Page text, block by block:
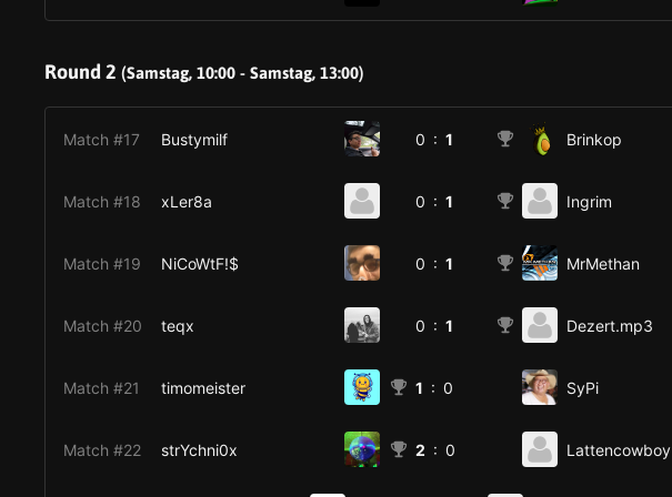
Round 2 (Samstag, 10:00 - Samstag, 13:00)
Match #17 Bustymilf 0 : 1 Brinkop
Match #18 xLer8a 0 : 1 Ingrim
Match #19 NiCoWtF!$ 0 : 1 MrMethan
Match #20 teqx 0 : 1 Dezert.mp3
Match #21 timomeister 1 : 0 SyPi
Match #22 strYchni0x 2 : 0 Lattencowboy